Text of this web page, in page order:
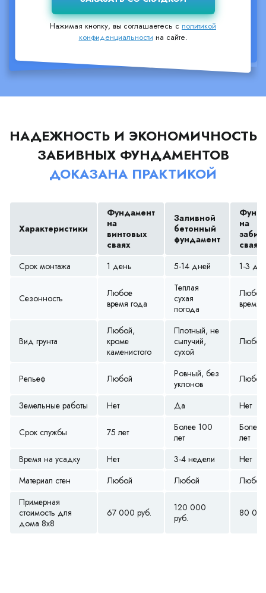
Нажимая кнопку, вы соглашаетесь сполитикой
конфиденциальности на сайте.
НАДЕЖНОСТЬ И ЭКОНОМИЧНОСТЬ
ЗАБИВНЫХ ФУНДАМЕНТОВ
ДОКАЗАНА ПРАКТИКОЙ
Характеристики
Фундамент
на
винтовых
сваях
Заливной
бетонный
фундамент
на
сваях
Срок монтажа
1 день 5-14 дней 1-3
Сезонность
Любое
время года
Теплая
сухая
погода
Любое
время
Вид грунта
Любой,
кроме
каменистого
Плотный, не
сыпучий,
сухой
Любой
Рельеф Любой
Ровный, без
уклонов
Любой
Земельные работы Нет Да Нет
Срок службы 75 лет
Более 100
лет
Более
лет
Время на усадку
Нет 3-4 недели
Нет
Материал стен
Любой Любой
Любой
Примерная
стоимость для
дома 8х8
67 000 руб.
120 000
руб.
80